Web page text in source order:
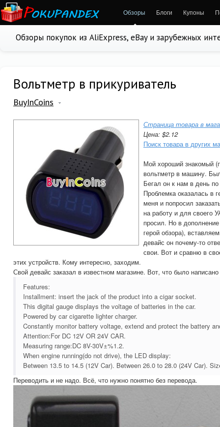
Обзоры Блоги Купоны
Обзоры покупок из AliExpress, eBay и зарубежных
Вольтметр в прикуриватель
BuyInCoins
Страница товара в
Цена: $2.12
Поиск товара в других
Мой хороший знакомый
вольтметр в машину.
Бегал он к нам в день
Проблемка оказалась в
меня и попросил
на работу и для своего
просил. Но в
герой обзора),
девайс он почему-то
свои. Вот и сравню в
этих устройств. Кому интересно, заходим.
Свой девайс заказал в известном магазине. Вот, что было написано
Features:
Installment: insert the jack of the product into a cigar socket.
This digital gauge displays the voltage of batteries in the car.
Powered by car cigarette lighter charger.
Constantly monitor battery voltage, extend and protect the battery
Attention:For DC 12V OR 24V CAR.
Measuring range:DC 8V-30V±%1.2.
When engine running(do not drive), the LED display:
Between 13.5 to 14.5 (12V Car). Between 26.0 to 28.0 (24V Car).
Переводить и не надо. Всё, что нужно понятно без перевода.